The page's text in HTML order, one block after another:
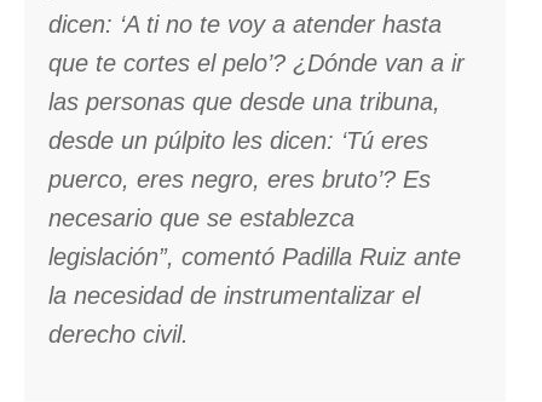
dicen: ‘A ti no te voy a atender hasta
que te cortes el pelo’? ¿Dónde van a ir
las personas que desde una tribuna,
desde un púlpito les dicen: ‘Tú eres
puerco, eres negro, eres bruto’? Es
necesario que se establezca
legislación”, comentó Padilla Ruiz ante
la necesidad de instrumentalizar el
derecho civil.